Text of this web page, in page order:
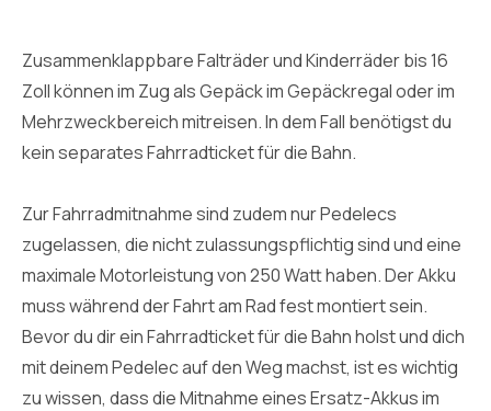
Zusammenklappbare Falträder und Kinderräder bis 16
Zoll können im Zug als Gepäck im Gepäckregal oder im
Mehrzweckbereich mitreisen. In dem Fall benötigst du
kein separates Fahrradticket für die Bahn.
Zur Fahrradmitnahme sind zudem nur Pedelecs
zugelassen, die nicht zulassungspflichtig sind und eine
maximale Motorleistung von 250 Watt haben. Der Akku
muss während der Fahrt am Rad fest montiert sein.
Bevor du dir ein Fahrradticket für die Bahn holst und dich
mit deinem Pedelec auf den Weg machst, ist es wichtig
zu wissen, dass die Mitnahme eines Ersatz-Akkus im